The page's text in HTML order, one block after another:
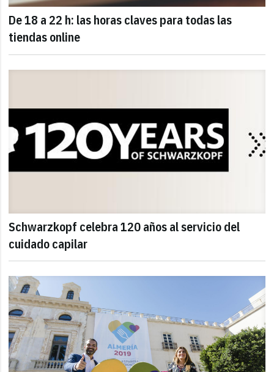
De 18 a 22 h: las horas claves para todas las
tiendas online
Schwarzkopf celebra 120 años al servicio del
cuidado capilar